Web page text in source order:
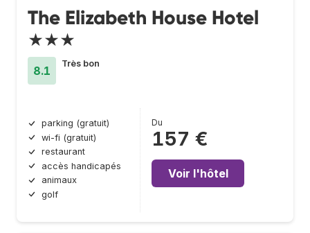
The Elizabeth House Hotel
★★★
8.1
Très bon
parking (gratuit)
wi-fi (gratuit)
restaurant
accès handicapés
animaux
golf
Du
157 €
Voir l'hôtel